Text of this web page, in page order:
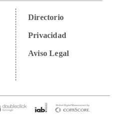
Directorio
Privacidad
Aviso Legal